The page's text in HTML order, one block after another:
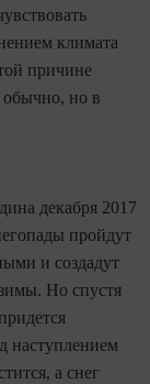
климата
причине
обычно, но в
декабря 2017
пройдут
и создадут
Но спустя
наступлением
а снег